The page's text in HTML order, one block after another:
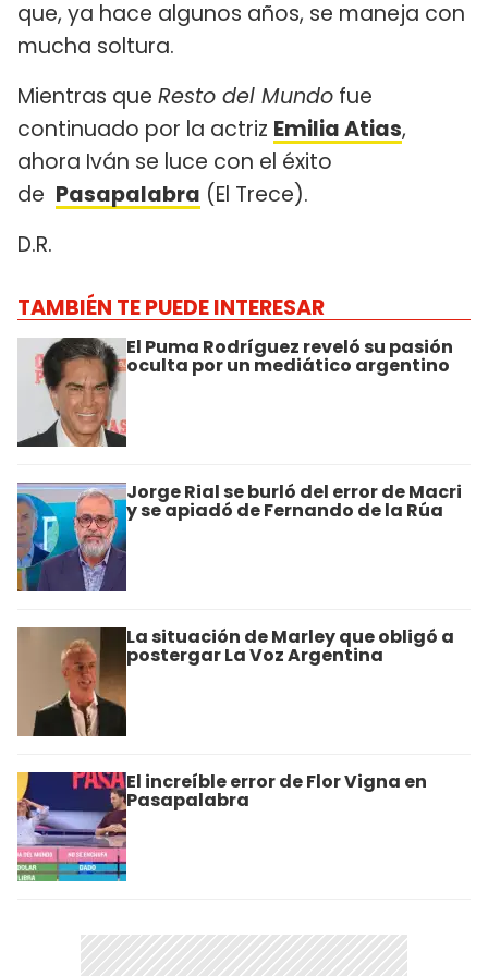
que, ya hace algunos años, se maneja con
mucha soltura.
Mientras que Resto del Mundo fue
continuado por la actriz Emilia Atias,
ahora Iván se luce con el éxito
de Pasapalabra (El Trece).
D.R.
TAMBIÉN TE PUEDE INTERESAR
El Puma Rodríguez reveló su pasión
oculta por un mediático argentino
Jorge Rial se burló del error de Macri
y se apiadó de Fernando de la Rúa
La situación de Marley que obligó a
postergar La Voz Argentina
El increíble error de Flor Vigna en
Pasapalabra